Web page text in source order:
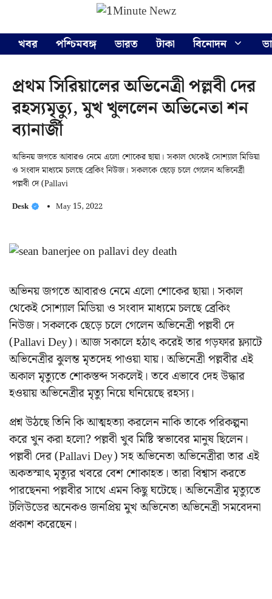
content
খবর
পশ্চিমবঙ্গ ভারত টাকা বিনোদন
প্রথম সিরিয়ালের অভিনেত্রী পল্লবী দের
রহস্যমৃত্যু, মুখ খুললেন অভিনেতা শন
ব্যানার্জী
অভিনয় জগতে আবারও নেমে এলো শোকের ছায়া। সকাল থেকেই সোশ্যাল মিডিয়া
ও সংবাদ মাধ্যমে চলছে ব্রেকিং নিউজ। সকলকে ছেড়ে চলে গেলেন অভিনেত্রী
পল্লবী দে (Pallavi
Desk May 15, 2022
অভিনয় জগতে আবারও নেমে এলো শোকের ছায়া। সকাল
থেকেই সোশ্যাল মিডিয়া ও সংবাদ মাধ্যমে চলছে ব্রেকিং
নিউজ। সকলকে ছেড়ে চলে গেলেন অভিনেত্রী পল্লবী দে
(Pallavi Dey)। আজ সকালে হঠাৎ করেই তার গড়ফার ফ্ল্যাটে
অভিনেত্রীর ঝুলন্ত মৃতদেহ পাওয়া যায়। অভিনেত্রী পল্লবীর এই
অকাল মৃত্যুতে শোকস্তব্দ সকলেই। তবে এভাবে দেহ উদ্ধার
হওয়ায় অভিনেত্রীর মৃত্যু নিয়ে ঘনিয়েছে রহস্য।
প্রশ্ন উঠছে তিনি কি আত্মহত্যা করলেন নাকি তাকে পরিকল্পনা
করে খুন করা হলো? পল্লবী খুব মিষ্টি স্বভাবের মানুষ ছিলেন।
পল্লবী দের (Pallavi Dey) সহ অভিনেতা অভিনেত্রীরা তার এই
অকতস্মাৎ মৃত্যুর খবরে বেশ শোকাহত। তারা বিশ্বাস করতে
পারছেননা পল্লবীর সাথে এমন কিছু ঘটেছে। অভিনেত্রীর মৃত্যুতে
টলিউডের অনেকও জনপ্রিয় মুখ অভিনেতা অভিনেত্রী সমবেদনা
প্রকাশ করেছেন।